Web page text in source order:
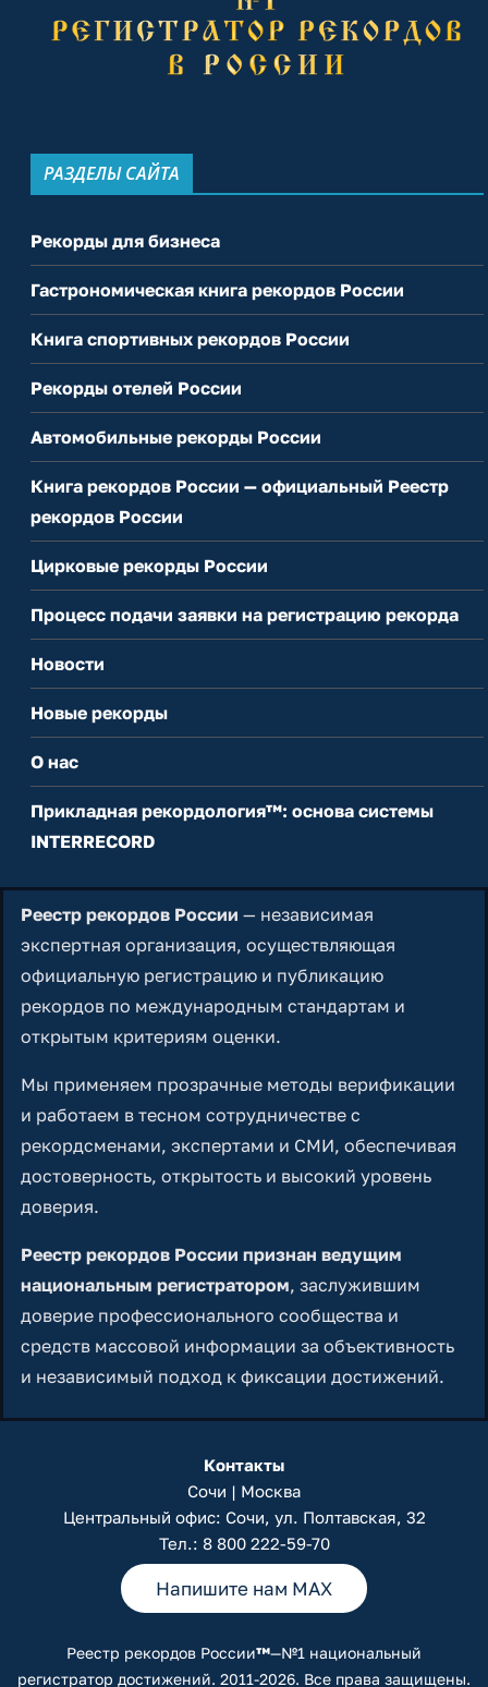
РАЗДЕЛЫ САЙТА
Рекорды для бизнеса
Гастрономическая книга рекордов России
Книга спортивных рекордов России
Рекорды отелей России
Автомобильные рекорды России
Книга рекордов России — официальный Реестр
рекордов России
Цирковые рекорды России
Процесс подачи заявки на регистрацию рекорда
Новости
Новые рекорды
О нас
Прикладная рекордология™: основа системы
INTERRECORD
Реестр рекордов России — независимая
экспертная организация, осуществляющая
официальную регистрацию и публикацию
рекордов по международным стандартам и
открытым критериям оценки.
Мы применяем прозрачные методы верификации
и работаем в тесном сотрудничестве с
рекордсменами, экспертами и СМИ, обеспечивая
достоверность, открытость и высокий уровень
доверия.
Реестр рекордов России признан ведущим
национальным регистратором, заслужившим
доверие профессионального сообщества и
средств массовой информации за объективность
и независимый подход к фиксации достижений.
Контакты
Сочи | Москва
Центральный офис: Сочи, ул. Полтавская, 32
Тел.: 8 800 222-59-70
Напишите нам MAX
Реестр рекордов России™—№1 национальный
регистратор достижений. 2011-2026. Все права защищены.